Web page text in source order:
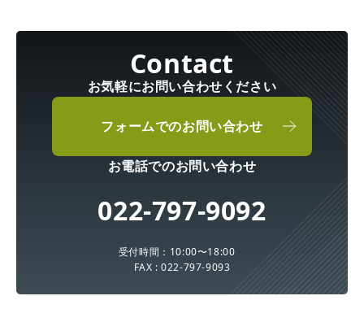
お気軽にお問い合わせください
フォームでのお問い合わせ
お電話でのお問い合わせ
022-797-9092
受付時間：10:00〜18:00
FAX : 022-797-9093